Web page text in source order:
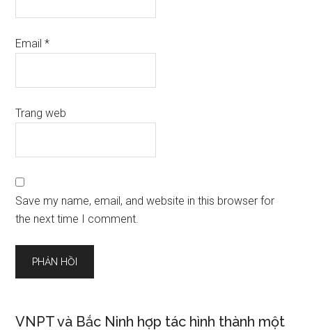
Email*
Trang web
Save my name, email, and website in this browser for
the next time I comment.
VNPT và Bắc Ninh hợp tác hình thành một